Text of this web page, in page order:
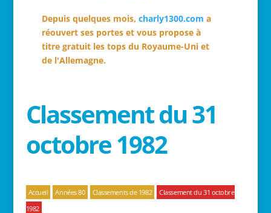
Depuis quelques mois, charly1300.com a
réouvert ses portes et vous propose à
titre gratuit les tops du Royaume-Uni et
de l'Allemagne.
Classement du 31
octobre 1982
Accueil Années 80 Classements de 1982
Classement du 31 octobre
1982